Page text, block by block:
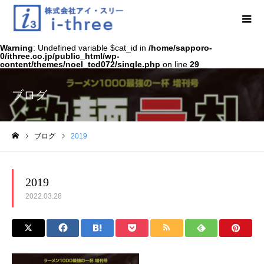
Warning: Undefined variable $cat_id in /home/sapporo-
0/ithree.co.jp/public_html/wp-
content/themes/noel_tcd072/single.php on line 29
ブログ
ブログ 2019
2019
2022.03.28